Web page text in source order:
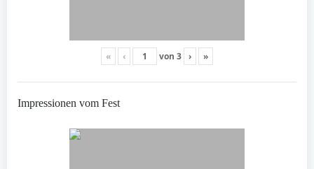
« ‹ von 3 › »
Impressionen vom Fest